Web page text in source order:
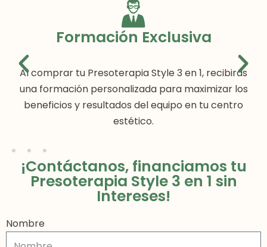
Formación Exclusiva
Al comprar tu Presoterapia Style 3 en 1, recibirás
una formación personalizada para maximizar los
beneficios y resultados del equipo en tu centro
estético.
¡Contáctanos, financiamos tu
Presoterapia Style 3 en 1 sin
Intereses!
Nombre